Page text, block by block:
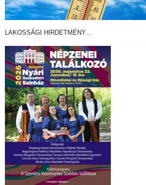
LAKOSSÁGI HIRDETMÉNY…